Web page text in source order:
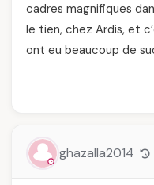
cadres magnifiques
le tien, chez Ardis, et
ont eu beaucoup de
ghazalla2014